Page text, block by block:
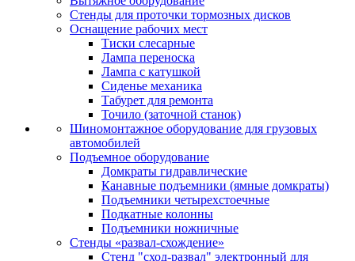
Стенды для проточки тормозных дисков
Оснащение рабочих мест
Тиски слесарные
Лампа переноска
Лампа с катушкой
Сиденье механика
Табурет для ремонта
Точило (заточной станок)
Шиномонтажное оборудование для грузовых
автомобилей
Подъемное оборудование
Домкраты гидравлические
Канавные подъемники (ямные домкраты)
Подъемники четырехстоечные
Подкатные колонны
Подъемники ножничные
Стенды «развал-схождение»
Стенд "сход-развал" электронный для